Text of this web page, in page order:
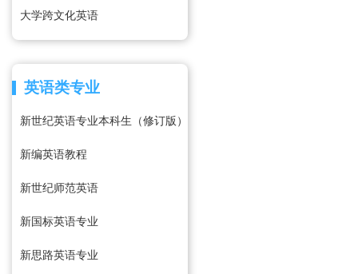
大学跨文化英语
英语类专业
新世纪英语专业本科生（修订版）
新编英语教程
新世纪师范英语
新国标英语专业
新思路英语专业